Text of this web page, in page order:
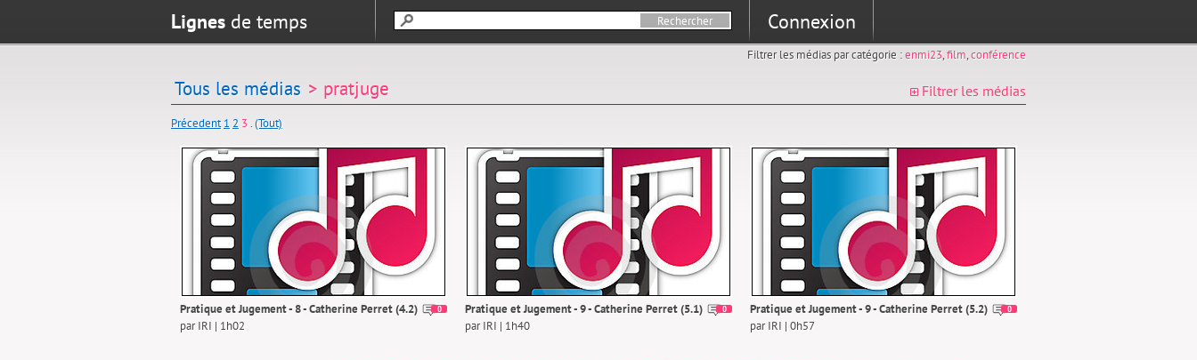
Lignes de temps Connexion
Filtrer les médias par catégorie :enmi23,film,conférence
Tous les médias > pratjuge Filtrer les médias
Précedent 1 2 3 .(Tout)
0
Pratique et Jugement - 8 - Catherine Perret (4.2)
par IRI | 1h02
0
Pratique et Jugement - 9 - Catherine Perret (5.1)
par IRI | 1h40
0
Pratique et Jugement - 9 - Catherine Perret (5.2)
par IRI | 0h57